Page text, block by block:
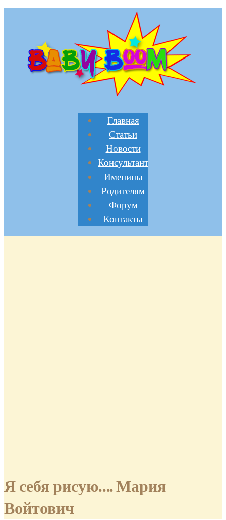
Главная
Статьи
Новости
Консультант
Именины
Родителям
Форум
Контакты
Я себя рисую…. Мария
Войтович